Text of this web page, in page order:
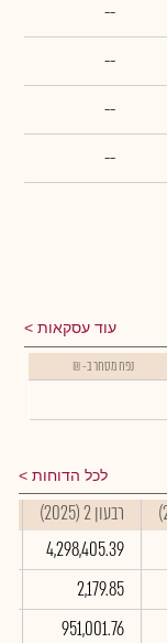
--
--
--
--
עוד עסקאות
נפח מסחר ב- ₪
לכל הדוחות
רבעון 2 (2025)
4,298,405.39
2,179.85
951,001.76